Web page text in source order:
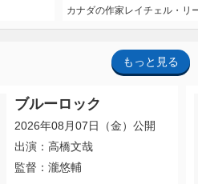
カナダの作家レイチェル・リ
もっと見る
ブルーロック
2026年08月07日（金）公開
出演：高橋文哉
監督：瀧悠輔